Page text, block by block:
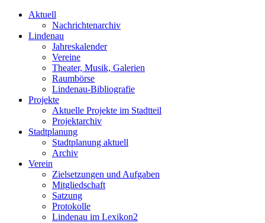
Aktuell
Nachrichtenarchiv
Lindenau
Jahreskalender
Vereine
Theater, Musik, Galerien
Raumbörse
Lindenau-Bibliografie
Projekte
Aktuelle Projekte im Stadtteil
Projektarchiv
Stadtplanung
Stadtplanung aktuell
Archiv
Verein
Zielsetzungen und Aufgaben
Mitgliedschaft
Satzung
Protokolle
Lindenau im Lexikon2